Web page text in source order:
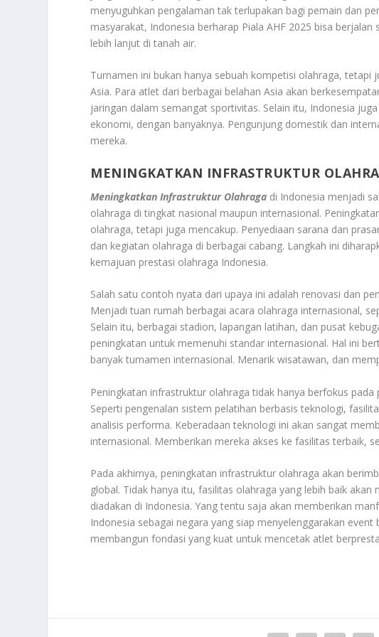
menyuguhkan pengalaman tak terlupakan bagi pemain dan
masyarakat, Indonesia berharap Piala AHF 2025 bisa
lebih lanjut di tanah air.
Turnamen ini bukan hanya sebuah kompetisi olahraga,
Asia. Para atlet dari berbagai belahan Asia akan
jaringan dalam semangat sportivitas. Selain itu, Indonesia
ekonomi, dengan banyaknya. Pengunjung domestik dan
mereka.
MENINGKATKAN INFRASTRUKTUR
Meningkatkan Infrastruktur Olahraga di Indonesia menjadi
olahraga di tingkat nasional maupun internasional.
olahraga, tetapi juga mencakup. Penyediaan sarana dan
dan kegiatan olahraga di berbagai cabang. Langkah ini
kemajuan prestasi olahraga Indonesia.
Salah satu contoh nyata dari upaya ini adalah renovasi dan
Menjadi tuan rumah berbagai acara olahraga internasional,
Selain itu, berbagai stadion, lapangan latihan, dan pusat
peningkatan untuk memenuhi standar internasional. Hal ini
banyak turnamen internasional. Menarik wisatawan, dan
Peningkatan infrastruktur olahraga tidak hanya berfokus
Seperti pengenalan sistem pelatihan berbasis teknologi,
analisis performa. Keberadaan teknologi ini akan sangat
internasional. Memberikan mereka akses ke fasilitas terbaik,
Pada akhirnya, peningkatan infrastruktur olahraga akan
global. Tidak hanya itu, fasilitas olahraga yang lebih baik
diadakan di Indonesia. Yang tentu saja akan memberikan
Indonesia sebagai negara yang siap menyelenggarakan
membangun fondasi yang kuat untuk mencetak atlet